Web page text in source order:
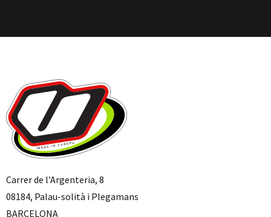
Carrer de l’Argenteria, 8
08184, Palau-solità i Plegamans
BARCELONA